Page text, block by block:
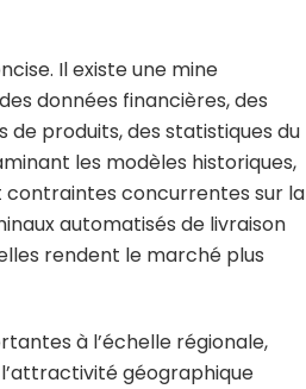
Il existe une mine
données financières, des
produits, des statistiques du
les modèles historiques,
contraintes concurrentes sur la
automatisés de livraison
rendent le marché plus
à l’échelle régionale,
géographique